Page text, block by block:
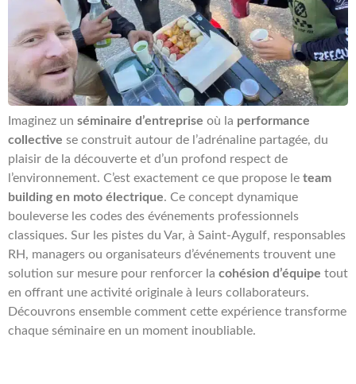
Imaginez un séminaire d’entreprise où la performance
collective se construit autour de l’adrénaline partagée, du
plaisir de la découverte et d’un profond respect de
l’environnement. C’est exactement ce que propose le team
building en moto électrique. Ce concept dynamique
bouleverse les codes des événements professionnels
classiques. Sur les pistes du Var, à Saint-Aygulf, responsables
RH, managers ou organisateurs d’événements trouvent une
solution sur mesure pour renforcer la cohésion d’équipe tout
en offrant une activité originale à leurs collaborateurs.
Découvrons ensemble comment cette expérience transforme
chaque séminaire en un moment inoubliable.